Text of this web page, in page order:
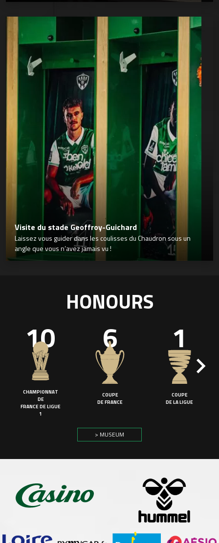
Visite du stade Geoffroy-Guichard
Laissez vous guider dans les coulisses du Chaudron sous un
angle que vous n’avez jamais vu !
HONOURS
10
CHAMPIONNAT
DE
FRANCE DE LIGUE
1
6
COUPE
DE FRANCE
1
COUPE
DE LA LIGUE
> MUSEUM